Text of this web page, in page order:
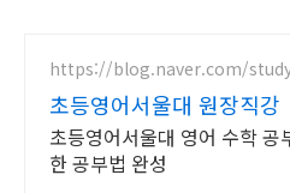
https://blog.naver.com/
초등영어서울대 원장직강
초등영어서울대 영어 수학 공
한 공부법 완성